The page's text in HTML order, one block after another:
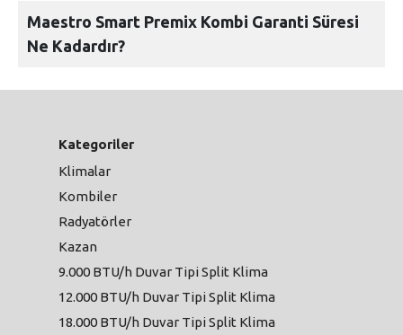
Maestro Smart Premix Kombi Garanti Süresi
Ne Kadardır?
Kategoriler
Klimalar
Kombiler
Radyatörler
Kazan
9.000 BTU/h Duvar Tipi Split Klima
12.000 BTU/h Duvar Tipi Split Klima
18.000 BTU/h Duvar Tipi Split Klima